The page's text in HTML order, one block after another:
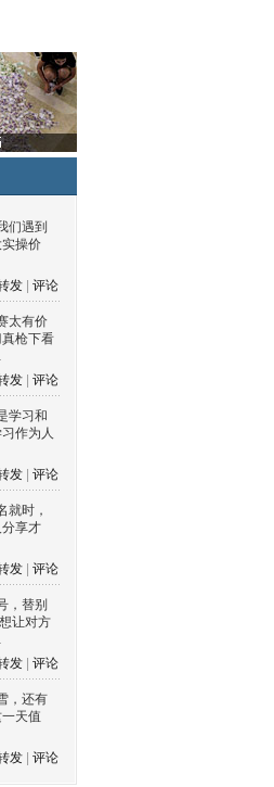
们遇到
操价
发
评论
太有价
枪下看
发
评论
学习和
作为人
发
评论
就时，
享才
发
评论
，替别
让对方
发
评论
，还有
天值
发
评论